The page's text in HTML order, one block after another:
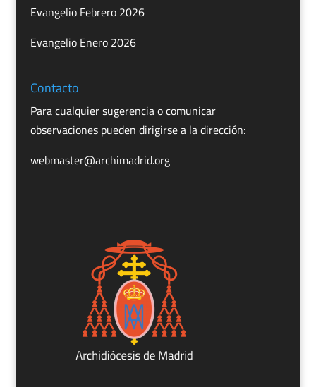
Evangelio Febrero 2026
Evangelio Enero 2026
Contacto
Para cualquier sugerencia o comunicar
observaciones pueden dirigirse a la dirección:
webmaster@archimadrid.org